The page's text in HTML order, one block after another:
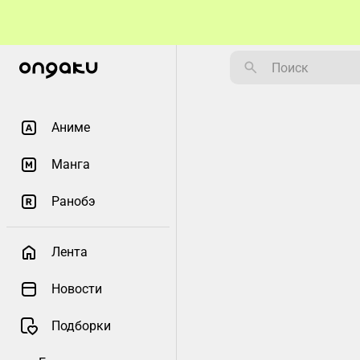
Аниме
Манга
Ранобэ
Лента
Новости
Подборки